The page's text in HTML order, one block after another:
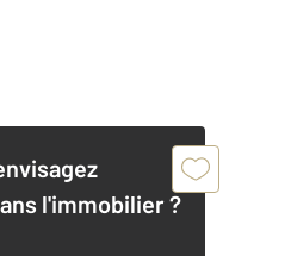
l'immobilier ?